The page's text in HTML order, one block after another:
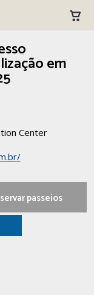
em
Center
passeios